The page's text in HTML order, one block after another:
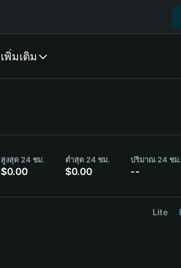
เพิ่มเติม
สูงสุด 24 ชม.
$0.00
ต่ำสุด 24 ชม.
$0.00
ปริมาณ 24 ชม
--
Lite